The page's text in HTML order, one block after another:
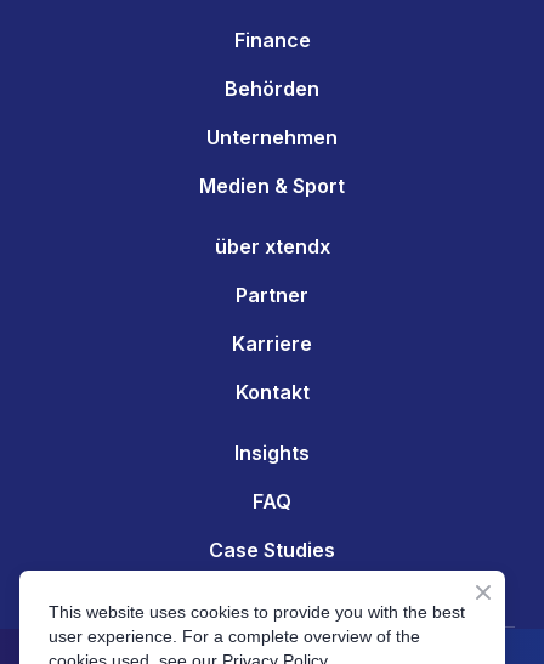
Finance
Behörden
Unternehmen
Medien & Sport
über xtendx
Partner
Karriere
Kontakt
Insights
FAQ
Case Studies
© xtendx AG | Zürich | Switzerland
This website uses cookies to provide you with the best
user experience. For a complete overview of the